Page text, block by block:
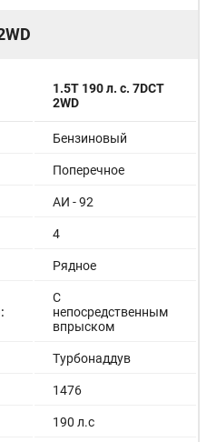
возможностью
крышки
1.5T 190 л. с. 7DCT
2WD
Бензиновый
Поперечное
АИ - 92
4
Рядное
С
непосредственным
впрыском
Турбонаддув
1476
190 л.с